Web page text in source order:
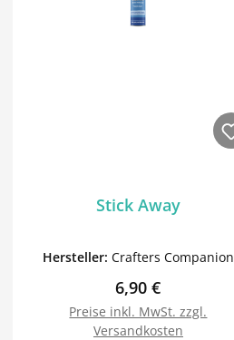
Stick Away
Hersteller: Crafters Companion
Regulärer Preis:
6,90 €
Preise inkl. MwSt. zzgl.
Versandkosten